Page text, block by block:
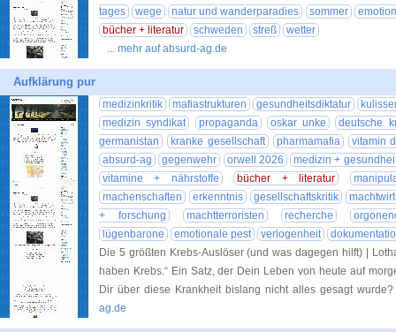
tages
wege natur und wanderparadies sommer
bücher + literatur
schweden streß
wetter
... mehr auf absurd-ag.de
Aufklärung pur
medizinkritik mafiastrukturen gesundheitsdiktatur
medizin syndikat
propaganda oskar unke
deutsche
germanistan
kranke gesellschaft pharmamafia
vitamin d
absurd-ag
gegenwehr orwell 2026
medizin +
vitamine + nährstoffe
bücher + literatur
machenschaften
erkenntnis gesellschaftskritik
+ forschung
machtterroristen recherche
lügenbarone
emotionale pest verlogenheit
Die 5 größten Krebs-Auslöser (und was dagegen hilft) |
haben Krebs.“ Ein Satz, der Dein Leben von heute auf
Dir über diese Krankheit bislang nicht alles gesagt
ag.de